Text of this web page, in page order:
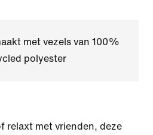
met vezels van 100%
polyester
relaxt met vrienden, deze